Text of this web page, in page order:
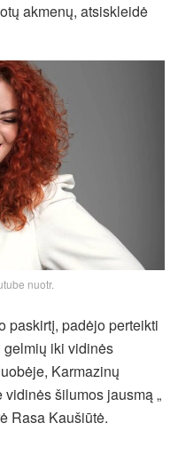
akmenų, atsiskleidė
nuotr.
paskirtį, padėjo perteikti
iki vidinės
Karmazinų
šilumos jausmą „
Rasa Kaušiūtė.